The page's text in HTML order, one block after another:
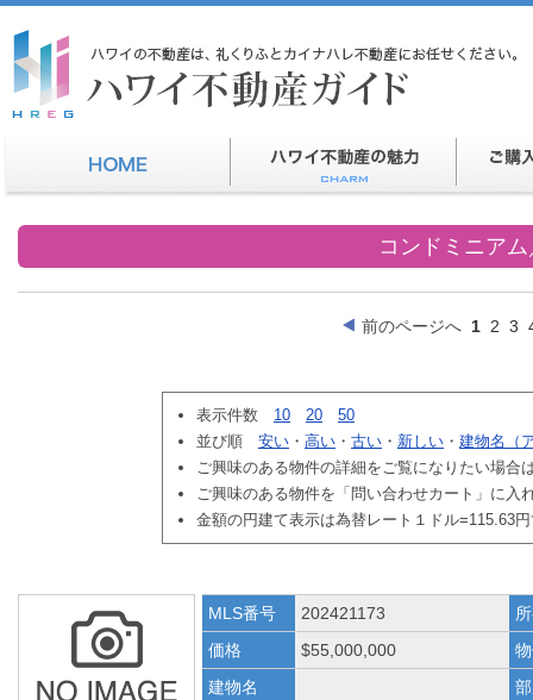
コンドミニア
前のページへ 1 2 3
表示件数 10 20
50
並び順 安い ・ 高い ・ 古い ・ 新しい ・ 建物名（
ご興味のある物件の詳細をご覧になりたい場合
ご興味のある物件を「問い合わせカート」に入
金額の円建て表示は為替レート１ドル=115.63
MLS番号 202421173
価格
$55,000,000
建物名